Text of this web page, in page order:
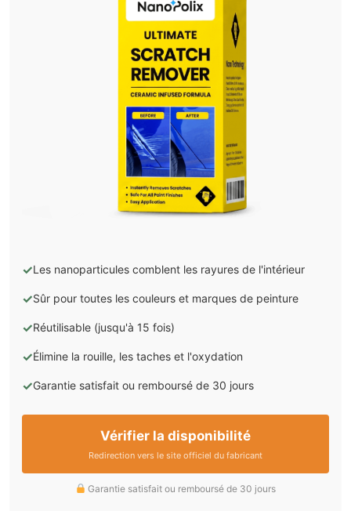
✓Les nanoparticules comblent les rayures de l'intérieur
✓Sûr pour toutes les couleurs et marques de peinture
✓Réutilisable (jusqu'à 15 fois)
✓Élimine la rouille, les taches et l'oxydation
✓Garantie satisfait ou remboursé de 30 jours
Vérifier la disponibilité
Redirection vers le site officiel du fabricant
Garantie satisfait ou remboursé de 30 jours